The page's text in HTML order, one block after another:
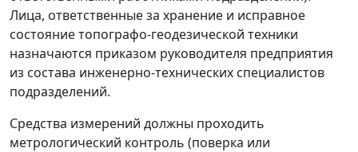
Лица, ответственные за хранение и исправное
состояние топографо-геодезической техники
назначаются приказом руководителя предприятия
из состава инженерно-технических специалистов
подразделений.
Средства измерений должны проходить
метрологический контроль (поверка или